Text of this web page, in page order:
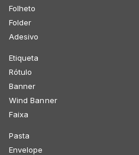
Folheto
Folder
Adesivo
Etiqueta
Rótulo
Banner
Wind Banner
Faixa
Pasta
Envelope